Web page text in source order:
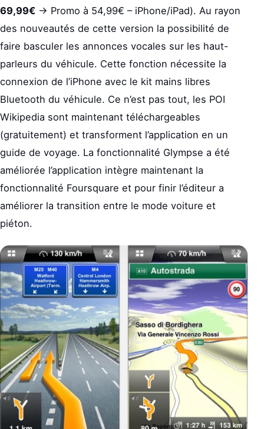
69,99€ -> Promo à 54,99€ – iPhone/iPad). Au rayon
des nouveautés de cette version la possibilité de
faire basculer les annonces vocales sur les haut-
parleurs du véhicule. Cette fonction nécessite la
connexion de l’iPhone avec le kit mains libres
Bluetooth du véhicule. Ce n’est pas tout, les POI
Wikipedia sont maintenant téléchargeables
(gratuitement) et transforment l’application en un
guide de voyage. La fonctionnalité Glympse a été
améliorée l’application intègre maintenant la
fonctionnalité Foursquare et pour finir l’éditeur a
améliorer la transition entre le mode voiture et
piéton.